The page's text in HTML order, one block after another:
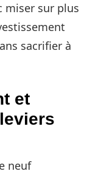
miser sur plus
sacrifier à
et
neuf